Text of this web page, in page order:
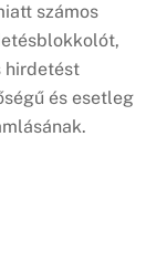
számos
hirdetést
és esetleg